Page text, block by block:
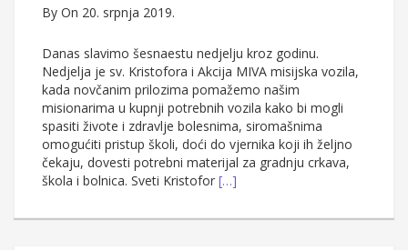
By On 20. srpnja 2019.
Danas slavimo šesnaestu nedjelju kroz godinu.
Nedjelja je sv. Kristofora i Akcija MIVA misijska vozila,
kada novčanim prilozima pomažemo našim
misionarima u kupnji potrebnih vozila kako bi mogli
spasiti živote i zdravlje bolesnima, siromašnima
omogućiti pristup školi, doći do vjernika koji ih željno
čekaju, dovesti potrebni materijal za gradnju crkava,
škola i bolnica. Sveti Kristofor […]